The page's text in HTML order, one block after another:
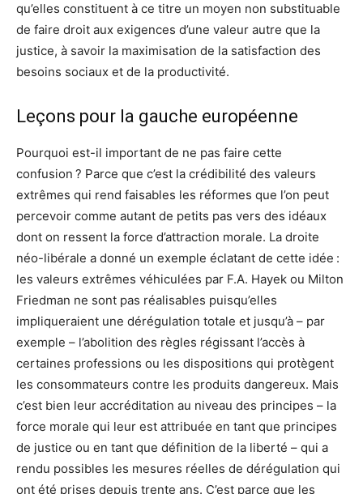
qu’elles constituent à ce titre un moyen non substituable
de faire droit aux exigences d’une valeur autre que la
justice, à savoir la maximisation de la satisfaction des
besoins sociaux et de la productivité.
Leçons pour la gauche européenne
Pourquoi est-il important de ne pas faire cette
confusion ? Parce que c’est la crédibilité des valeurs
extrêmes qui rend faisables les réformes que l’on peut
percevoir comme autant de petits pas vers des idéaux
dont on ressent la force d’attraction morale. La droite
néo-libérale a donné un exemple éclatant de cette idée :
les valeurs extrêmes véhiculées par F.A. Hayek ou Milton
Friedman ne sont pas réalisables puisqu’elles
impliqueraient une dérégulation totale et jusqu’à – par
exemple – l’abolition des règles régissant l’accès à
certaines professions ou les dispositions qui protègent
les consommateurs contre les produits dangereux. Mais
c’est bien leur accréditation au niveau des principes – la
force morale qui leur est attribuée en tant que principes
de justice ou en tant que définition de la liberté – qui a
rendu possibles les mesures réelles de dérégulation qui
ont été prises depuis trente ans. C’est parce que les